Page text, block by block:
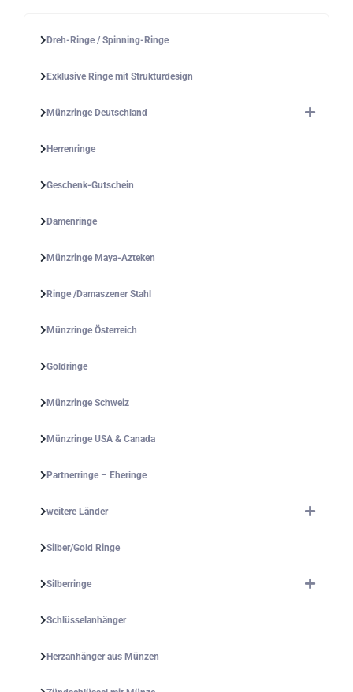
Dreh-Ringe / Spinning-Ringe
Exklusive Ringe mit Strukturdesign
Münzringe Deutschland
Herrenringe
Geschenk-Gutschein
Damenringe
Münzringe Maya-Azteken
Ringe /Damaszener Stahl
Münzringe Österreich
Goldringe
Münzringe Schweiz
Münzringe USA & Canada
Partnerringe – Eheringe
weitere Länder
Silber/Gold Ringe
Silberringe
Schlüsselanhänger
Herzanhänger aus Münzen